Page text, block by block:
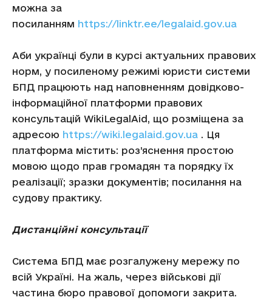
можна за
посиланням https://linktr.ee/legalaid.gov.ua
Аби українці були в курсі актуальних правових
норм, у посиленому режимі юристи системи
БПД працюють над наповненням довідково-
інформаційної платформи правових
консультацій WikiLegalAid, що розміщена за
адресою https://wiki.legalaid.gov.ua . Ця
платформа містить: роз’яснення простою
мовою щодо прав громадян та порядку їх
реалізації; зразки документів; посилання на
судову практику.
Дистанційні консультації
Система БПД має розгалужену мережу по
всій Україні. На жаль, через військові дії
частина бюро правової допомоги закрита.